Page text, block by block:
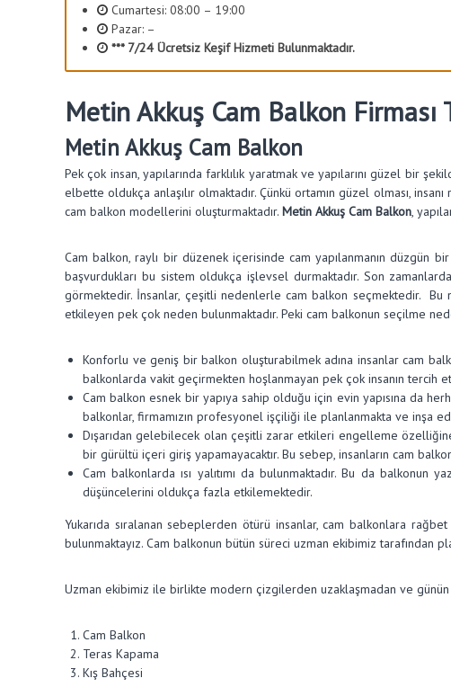
o
n
Cumartesi: 08:00 – 19:00
Pazar: –
*** 7/24 Ücretsiz Keşif Hizmeti Bulunmaktadır.
Metin Akkuş Cam Balkon Firması
Metin Akkuş Cam Balkon
Pek çok insan, yapılarında farklılık yaratmak ve yapılarını güzel bir
elbette oldukça anlaşılır olmaktadır. Çünkü ortamın güzel olması,
cam balkon modellerini oluşturmaktadır. Metin Akkuş Cam Balkon,
Cam balkon, raylı bir düzenek içerisinde cam yapılanmanın düzgün
başvurdukları bu sistem oldukça işlevsel durmaktadır. Son
görmektedir. İnsanlar, çeşitli nedenlerle cam balkon seçmektedir. Bu
etkileyen pek çok neden bulunmaktadır. Peki cam balkonun seçilme
Konforlu ve geniş bir balkon oluşturabilmek adına insanlar cam
balkonlarda vakit geçirmekten hoşlanmayan pek çok insanın tercih
Cam balkon esnek bir yapıya sahip olduğu için evin yapısına da
balkonlar, firmamızın profesyonel işçiliği ile planlanmakta ve inşa
Dışarıdan gelebilecek olan çeşitli zarar etkileri engelleme
bir gürültü içeri giriş yapamayacaktır. Bu sebep, insanların cam
Cam balkonlarda ısı yalıtımı da bulunmaktadır. Bu da balkonun
düşüncelerini oldukça fazla etkilemektedir.
Yukarıda sıralanan sebeplerden ötürü insanlar, cam balkonlara
bulunmaktayız. Cam balkonun bütün süreci uzman ekibimiz
Uzman ekibimiz ile birlikte modern çizgilerden uzaklaşmadan ve
Cam Balkon
Teras Kapama
Kış Bahçesi